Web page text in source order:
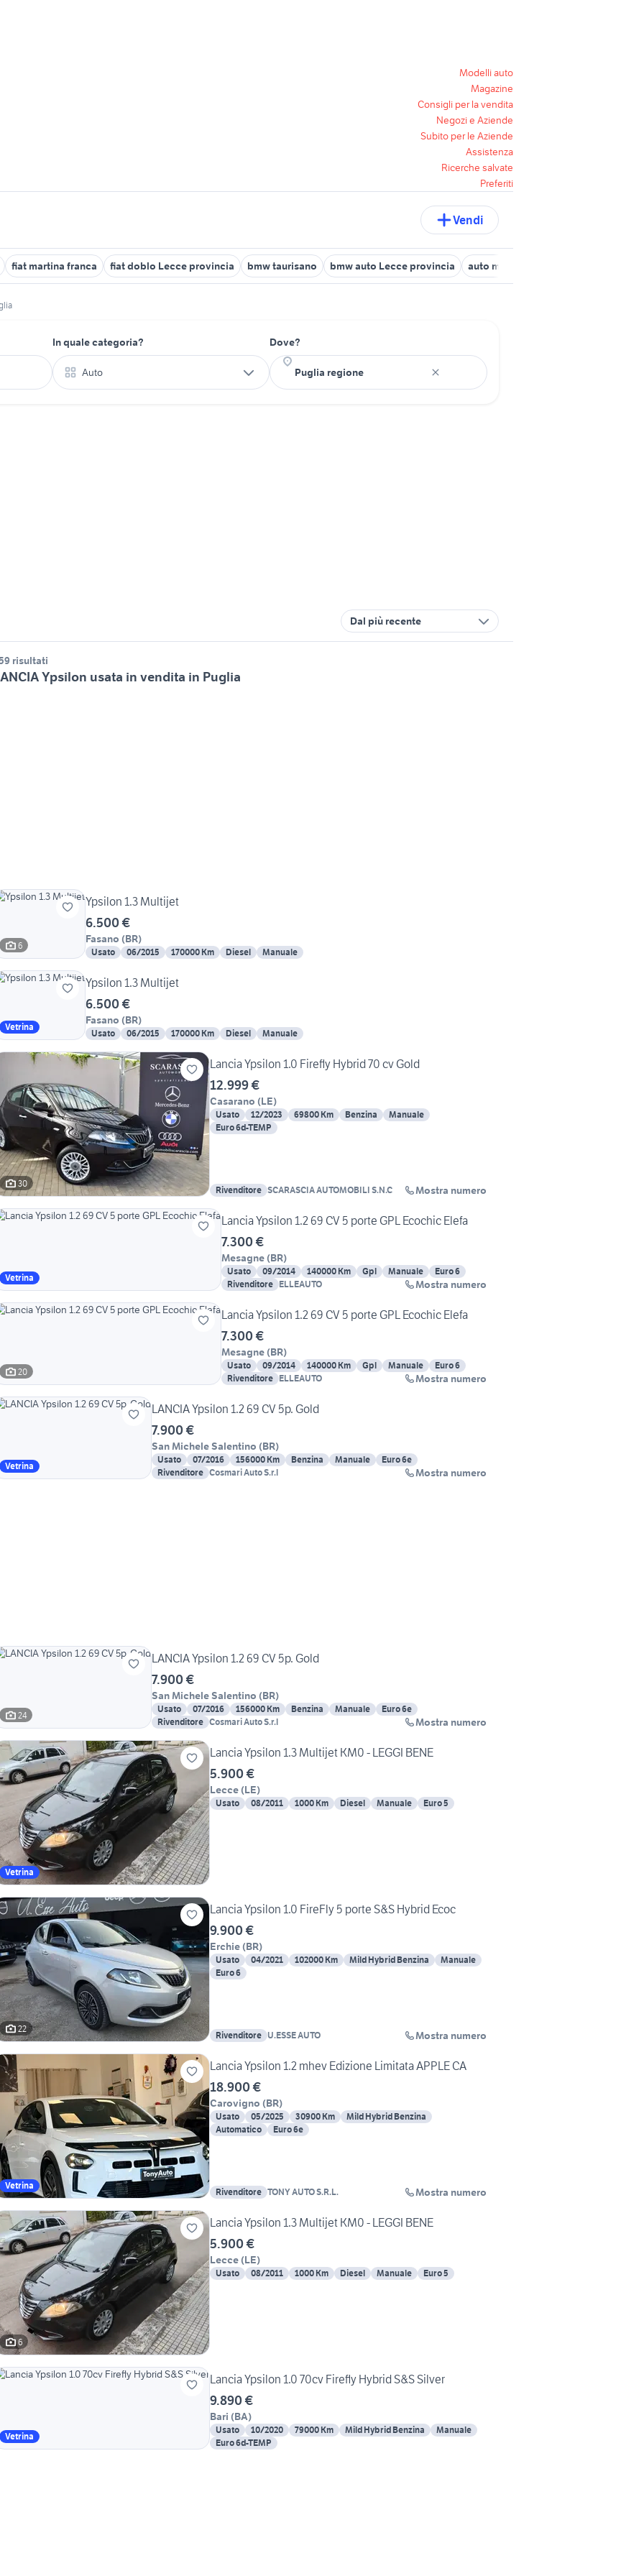
Modelli auto
Magazine
Consigli per la vendita
Negozi e Aziende
Subito per le Aziende
Assistenza
Ricerche salvate
Preferiti
Vendi
fiat martina franca fiat doblo Lecce provincia bmw taurisano bmw auto Lecce provincia auto mercedes cabrio Puglia
In quale categoria?
Auto
Dove?
Dal più recente
risultati
Ypsilon usata in vendita in Puglia
6
Ypsilon 1.3 Multijet
6.500 €
Fasano (BR)
Usato 06/2015 170000 Km Diesel Manuale
Vetrina
Ypsilon 1.3 Multijet
6.500 €
Fasano (BR)
Usato 06/2015 170000 Km Diesel Manuale
30
Lancia Ypsilon 1.0 Firefly Hybrid 70 cv Gold
12.999 €
Casarano (LE)
Usato 12/2023 69800 Km Benzina
Manuale
Euro 6d-TEMP
Rivenditore SCARASCIA AUTOMOBILI S.N.C Mostra numero
Vetrina
Lancia Ypsilon 1.2 69 CV 5 porte GPL Ecochic Elefa
7.300 €
Mesagne (BR)
Usato 09/2014 140000 Km Gpl Manuale
Euro 6
Rivenditore ELLEAUTO Mostra numero
20
Lancia Ypsilon 1.2 69 CV 5 porte GPL Ecochic Elefa
7.300 €
Mesagne (BR)
Usato 09/2014 140000 Km Gpl Manuale
Euro 6
Rivenditore ELLEAUTO Mostra numero
Vetrina
LANCIA Ypsilon 1.2 69 CV 5p. Gold
7.900 €
San Michele Salentino (BR)
Usato 07/2016 156000 Km Benzina Manuale
Euro 6e
Rivenditore Cosmari Auto S.r.l Mostra numero
24
LANCIA Ypsilon 1.2 69 CV 5p. Gold
7.900 €
San Michele Salentino (BR)
Usato 07/2016 156000 Km Benzina Manuale
Euro 6e
Rivenditore Cosmari Auto S.r.l Mostra numero
Vetrina
Lancia Ypsilon 1.3 Multijet KM0 - LEGGI BENE
5.900 €
Lecce (LE)
Usato 08/2011 1000 Km Diesel Manuale Euro 5
22
Lancia Ypsilon 1.0 FireFly 5 porte S&S Hybrid Ecoc
9.900 €
Erchie (BR)
Usato 04/2021 102000 Km Mild Hybrid Benzina
Manuale
Euro 6
Rivenditore U.ESSE AUTO Mostra numero
Vetrina
Lancia Ypsilon 1.2 mhev Edizione Limitata APPLE CA
18.900 €
Carovigno (BR)
Usato 05/2025 30900 Km
Mild Hybrid Benzina
Automatico
Euro 6e
Rivenditore TONY AUTO S.R.L. Mostra numero
6
Lancia Ypsilon 1.3 Multijet KM0 - LEGGI BENE
5.900 €
Lecce (LE)
Usato 08/2011 1000 Km Diesel Manuale Euro 5
Vetrina
Lancia Ypsilon 1.0 70cv Firefly Hybrid S&S Silver
9.890 €
Bari (BA)
Usato 10/2020 79000 Km Mild Hybrid Benzina
Manuale
Euro 6d-TEMP